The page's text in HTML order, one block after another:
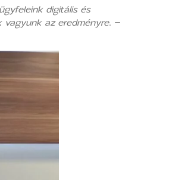
digitális és
az eredményre. –